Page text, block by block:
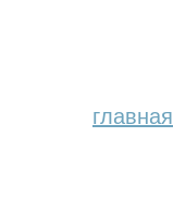
главная